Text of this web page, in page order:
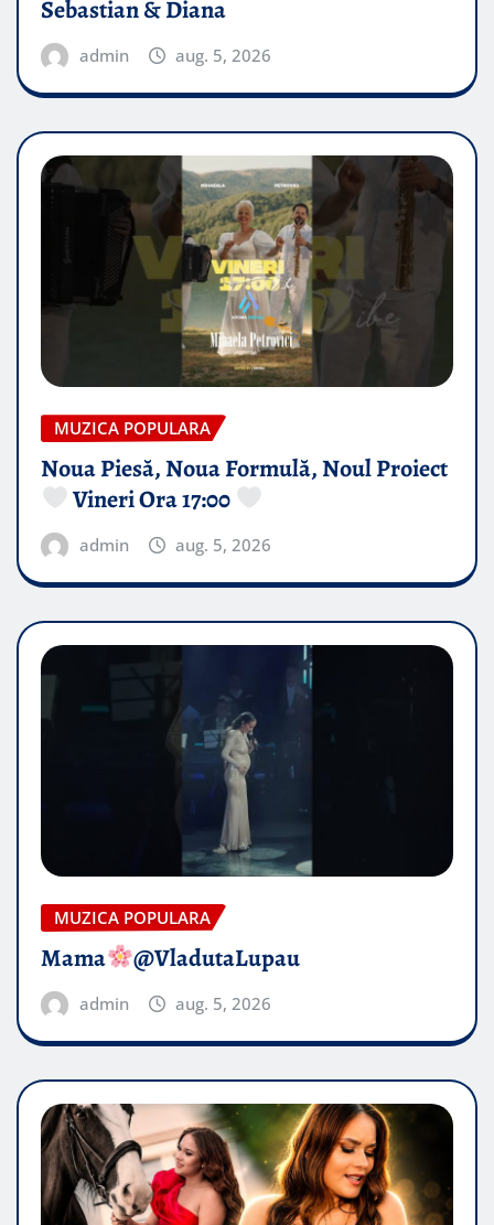
Sebastian & Diana
admin aug. 5, 2026
MUZICA POPULARA
Noua Piesă, Noua Formulă, Noul Proiect
Vineri Ora 17:00
admin aug. 5, 2026
MUZICA POPULARA
Mama @VladutaLupau
admin aug. 5, 2026